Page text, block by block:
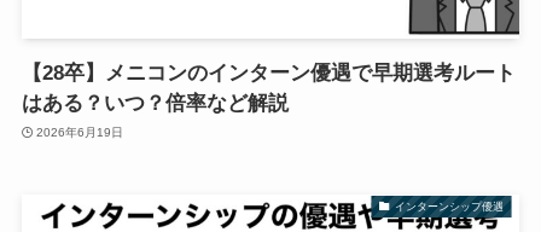
【28卒】メニコンのインターン優遇で早期選考ルート
はある？いつ？倍率など解説
2026年6月19日
インターンシップ優遇